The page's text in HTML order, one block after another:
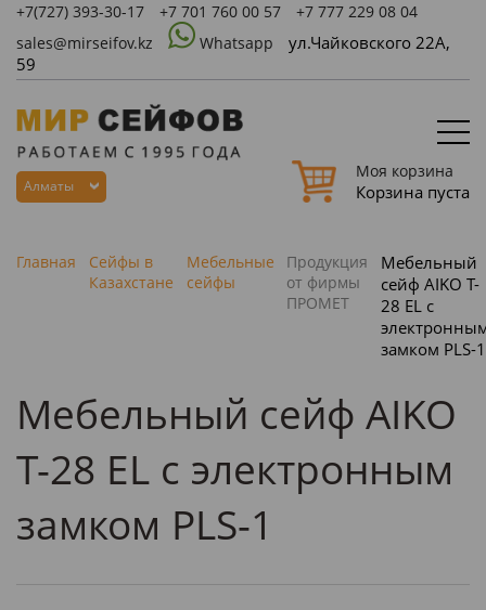
+7(727) 393-30-17 +7 701 760 00 57
+7 777 229 08 04
sales@mirseifov.kz
Whatsapp
ул.Чайковского 22А,
59
Алматы
Моя корзина
Корзина пуста
Главная
Сейфы в
Казахстане
Мебельные
сейфы
Продукция
от фирмы
ПРОМЕТ
Мебельный
сейф AIKO T-
28 EL с
замком PLS-1
Мебельный сейф AIKO
T-28 EL с электронным
замком PLS-1